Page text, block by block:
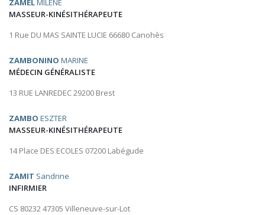
ZAMELMILENE
MASSEUR-KINÉSITHÉRAPEUTE
1 Rue DU MAS SAINTE LUCIE 66680 Canohès
ZAMBONINO MARINE
MÉDECIN GÉNÉRALISTE
13 RUE LANREDEC 29200 Brest
ZAMBO ESZTER
MASSEUR-KINÉSITHÉRAPEUTE
14 Place DES ECOLES 07200 Labégude
ZAMIT Sandrine
INFIRMIER
CS 80232 47305 Villeneuve-sur-Lot